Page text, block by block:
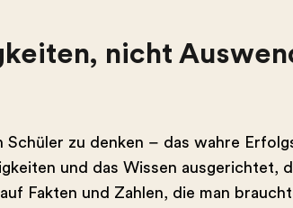
nicht
zu denken – das wahre
und das Wissen ausgerichtet,
Fakten und Zahlen, die man